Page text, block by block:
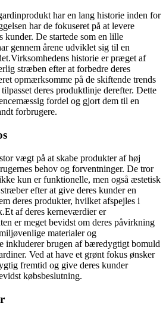
har en lang historie inden for
har de fokuseret på at levere
kunder. De startede som en lille
gennem årene udviklet sig til en
historie er præget af
stræben efter at forbedre deres
opmærksomme på de skiftende trends
deres produktlinje derefter. Dette
fordel og gjort dem til en
forbrugere.
vægt på at skabe produkter af høj
behov og forventninger. De tror
kun er funktionelle, men også æstetisk
efter at give deres kunder en
deres produkter, hvilket afspejles i
af deres kerneværdier er
er meget bevidst om deres påvirkning
materialer og
inkluderer brugen af bæredygtigt bomuld
Ved at have et grønt fokus ønsker
fremtid og give deres kunder
købsbeslutning.